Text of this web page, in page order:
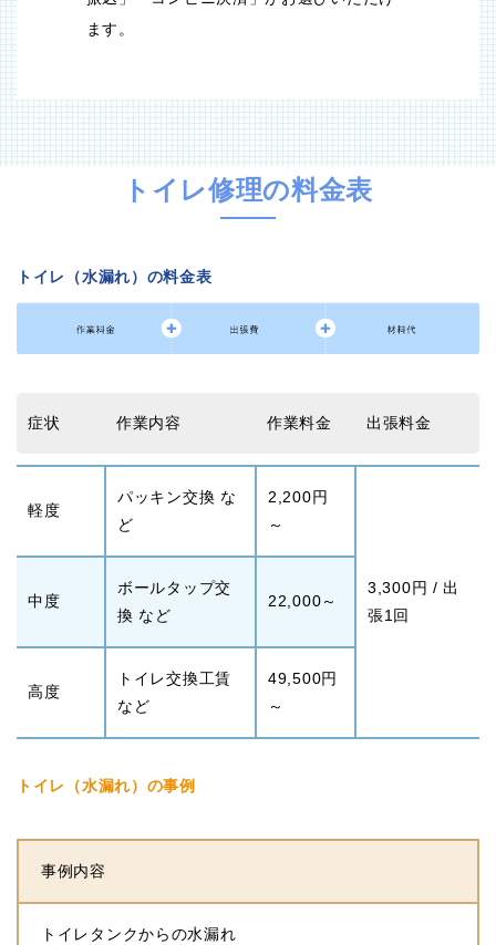
ます。
トイレ修理の料金表
トイレ（水漏れ）の料金表
症状 作業内容 作業料金 出張料金
軽度
パッキン交換 な
ど
2,200円
～
3,300円 / 出
張1回
中度
ボールタップ交
換 など
22,000～
高度
トイレ交換工賃
など
49,500円
～
トイレ（水漏れ）の事例
事例内容
トイレタンクからの水漏れ